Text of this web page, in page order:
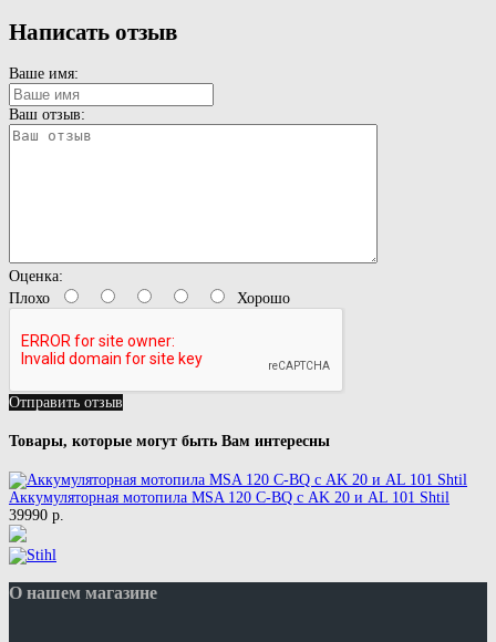
Написать отзыв
Ваше имя:
Ваш отзыв:
Оценка:
Плохо
Хорошо
Отправить отзыв
Товары, которые могут быть Вам интересны
Аккумуляторная мотопила MSA 120 C-BQ с AK 20 и AL 101 Shtil
39990 р.
О нашем магазине